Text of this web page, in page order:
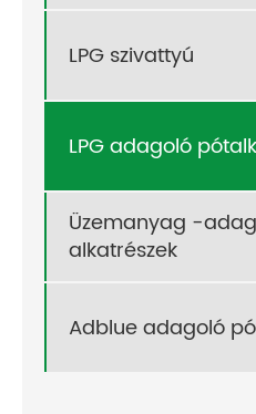
LPG szivattyú
LPG adagoló
Üzemanyag -
alkatrészek
Adblue adagoló